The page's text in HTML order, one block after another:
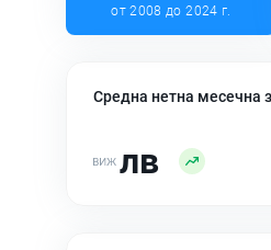
от 2008 до 2024 г.
Средна нетна месечна
лв